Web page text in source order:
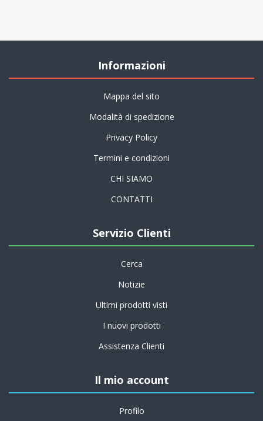
Informazioni
Mappa del sito
Modalità di spedizione
Privacy Policy
Termini e condizioni
CHI SIAMO
CONTATTI
Servizio Clienti
Cerca
Notizie
Ultimi prodotti visti
I nuovi prodotti
Assistenza Clienti
Il mio account
Profilo